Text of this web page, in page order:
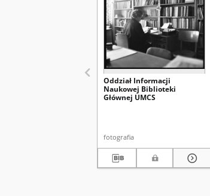
Oddział Informacji
Naukowej Biblioteki
Głównej UMCS
fotografia